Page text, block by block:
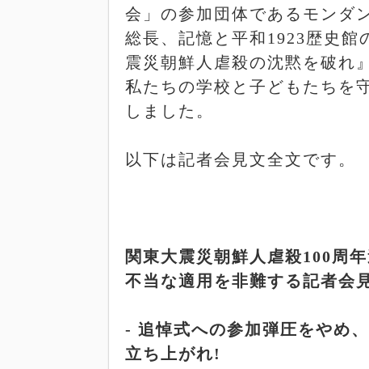
会」の参加団体であるモンダ
総長、記憶と平和 1923歴史館
震災朝鮮人虐殺の沈黙を破れ
私たちの学校と子どもたちを
しました。
以下は記者会見文全文です。
関東大震災朝鮮人虐殺100周
不当な適用を非難する記者会
-追悼式への参加弾圧をやめ
立ち上がれ!